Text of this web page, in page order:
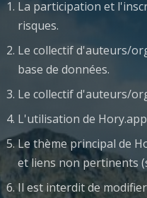
La participation et
risques.
Le collectif d'auteurs/
base de données.
Le collectif d'auteurs/
L'utilisation de
Le thème principal de
et liens non pertinents
Il est interdit de